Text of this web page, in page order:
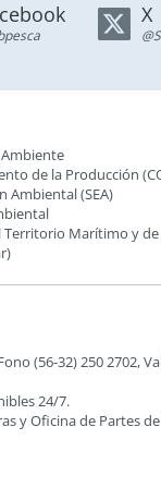
X
de la Producción
Ambiental (SEA)
Territorio Marítimo y
)
(56-32) 250 2702,
24/7.
y Oficina de Partes